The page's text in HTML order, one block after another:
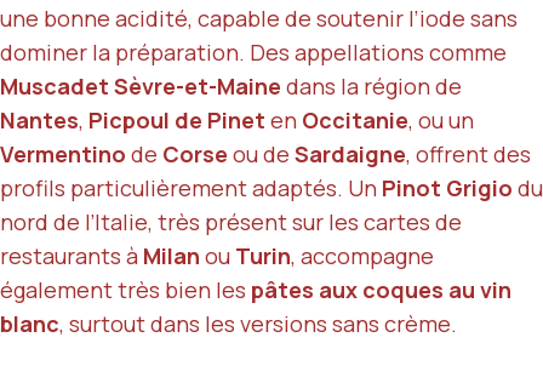
une bonne acidité, capable de soutenir l’iode sans
dominer la préparation. Des appellations comme
Muscadet Sèvre-et-Maine dans la région de
Nantes, Picpoul de Pinet en Occitanie, ou un
Vermentino de Corse ou de Sardaigne, offrent des
profils particulièrement adaptés. Un Pinot Grigio du
nord de l’Italie, très présent sur les cartes de
restaurants à Milan ou Turin, accompagne
également très bien les pâtes aux coques au vin
blanc, surtout dans les versions sans crème.